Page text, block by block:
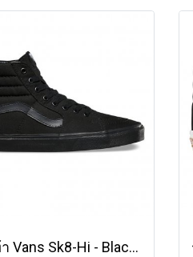
รองเท้า Vans Sk8-Hi - Black/Black/Black [VN000TS9BJ4]